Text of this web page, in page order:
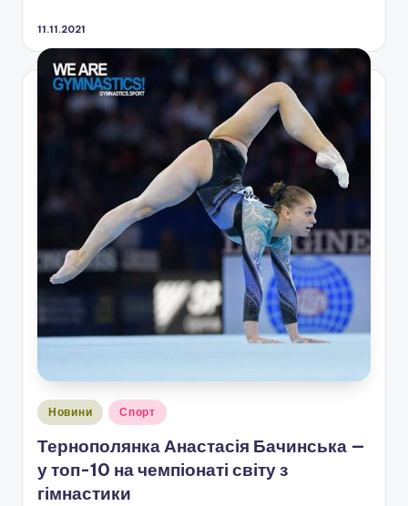
11.11.2021
Опубліковано
Новини Спорт
Тернополянка Анастасія Бачинська —
у топ-10 на чемпіонаті світу з
гімнастики